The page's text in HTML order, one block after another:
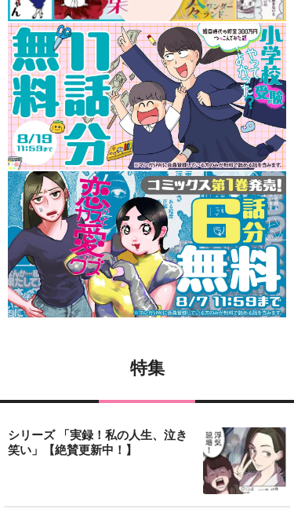
特集
シリーズ 「実録！私の人生、泣き
笑い」【絶賛更新中！】